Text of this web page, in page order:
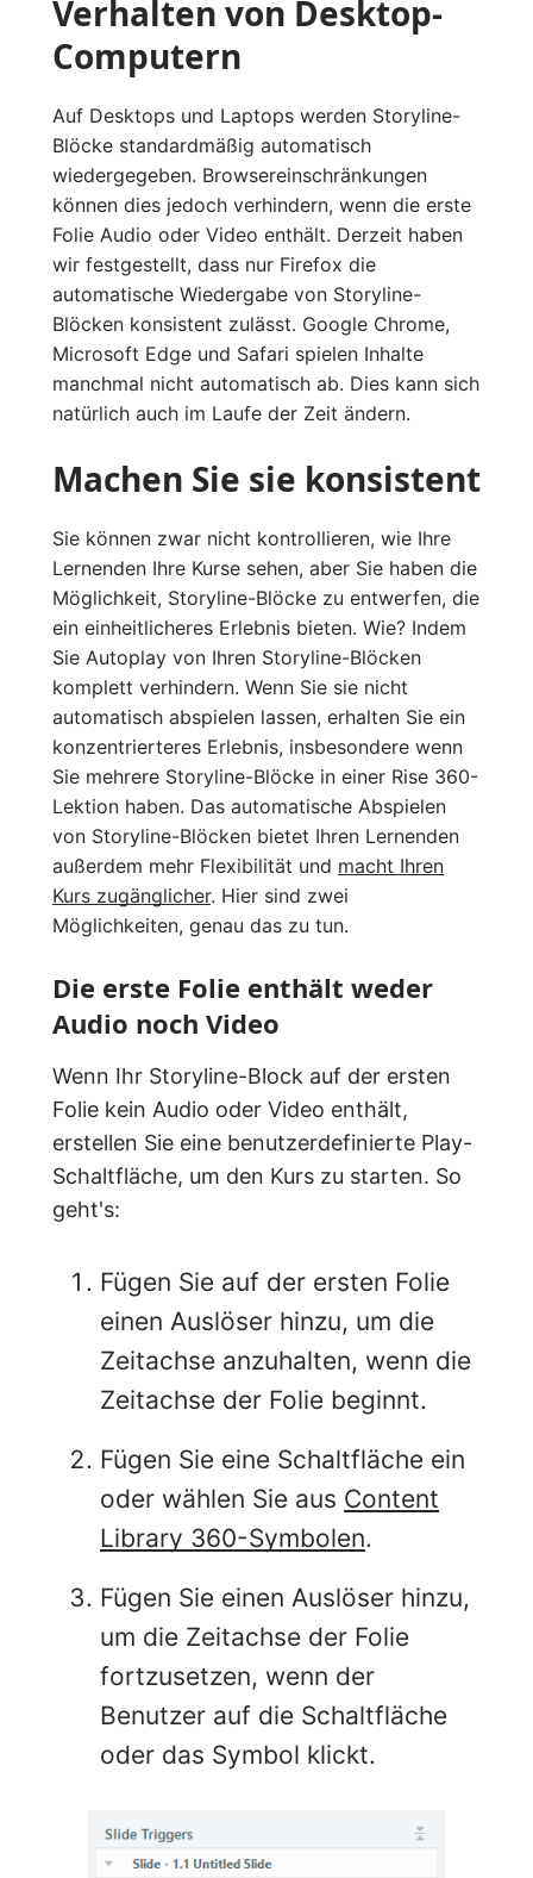
Verhalten von Desktop-
Computern
Auf Desktops und Laptops werden Storyline-
Blöcke standardmäßig automatisch
wiedergegeben. Browsereinschränkungen
können dies jedoch verhindern, wenn die erste
Folie Audio oder Video enthält. Derzeit haben
wir festgestellt, dass nur Firefox die
automatische Wiedergabe von Storyline-
Blöcken konsistent zulässt. Google Chrome,
Microsoft Edge und Safari spielen Inhalte
manchmal nicht automatisch ab. Dies kann sich
natürlich auch im Laufe der Zeit ändern.
Machen Sie sie konsistent
Sie können zwar nicht kontrollieren, wie Ihre
Lernenden Ihre Kurse sehen, aber Sie haben die
Möglichkeit, Storyline-Blöcke zu entwerfen, die
ein einheitlicheres Erlebnis bieten. Wie? Indem
Sie Autoplay von Ihren Storyline-Blöcken
komplett verhindern. Wenn Sie sie nicht
automatisch abspielen lassen, erhalten Sie ein
konzentrierteres Erlebnis, insbesondere wenn
Sie mehrere Storyline-Blöcke in einer Rise 360-
Lektion haben. Das automatische Abspielen
von Storyline-Blöcken bietet Ihren Lernenden
außerdem mehr Flexibilität und macht Ihren
Kurs zugänglicher. Hier sind zwei
Möglichkeiten, genau das zu tun.
Die erste Folie enthält weder
Audio noch Video
Wenn Ihr Storyline-Block auf der ersten
Folie kein Audio oder Video enthält,
erstellen Sie eine benutzerdefinierte Play-
Schaltfläche, um den Kurs zu starten. So
geht's:
Fügen Sie auf der ersten Folie
einen Auslöser hinzu, um die
Zeitachse anzuhalten, wenn die
Zeitachse der Folie beginnt.
Fügen Sie eine Schaltfläche ein
oder wählen Sie aus Content
Library 360-Symbolen.
Fügen Sie einen Auslöser hinzu,
um die Zeitachse der Folie
fortzusetzen, wenn der
Benutzer auf die Schaltfläche
oder das Symbol klickt.